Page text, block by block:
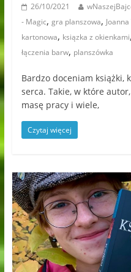
26/10/2021
- Magic, gra planszowa,
kartonowa, ksiązka z okienkami,
łączenia barw, planszówka
Bardzo doceniam książki,
serca. Takie, w które
masę pracy i wiele,
Czytaj więcej